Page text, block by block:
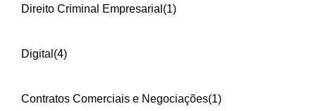
Direito Criminal Empresarial (1)
Digital (4)
Contratos Comerciais e Negociações(1)